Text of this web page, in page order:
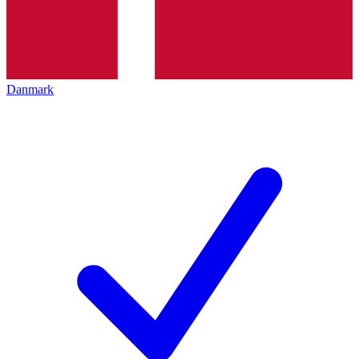
Danmark